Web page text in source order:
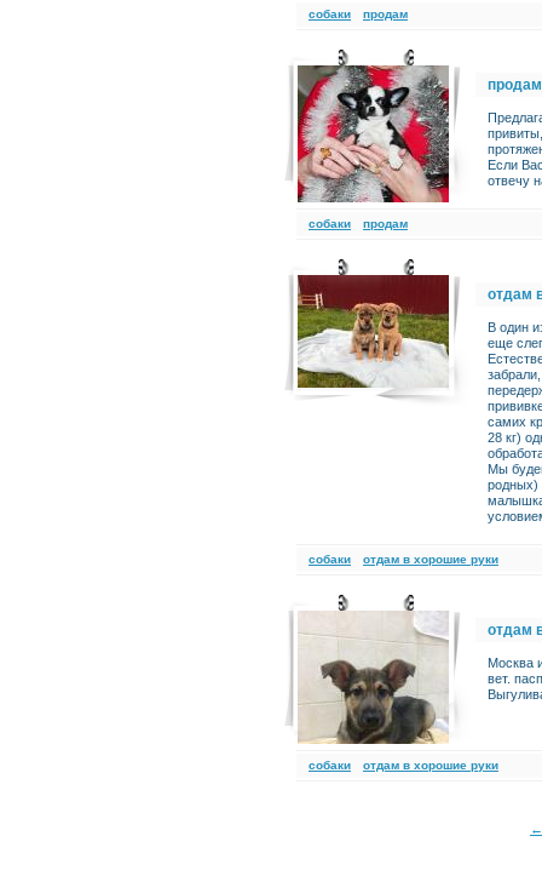
cобаки продам
продам
Если
отвечу
cобаки продам
отдам
В один
еще
самих
28 кг)
Мы
родных)
cобаки отдам в хорошие руки
отдам
Москва
вет.
cобаки отдам в хорошие руки
←